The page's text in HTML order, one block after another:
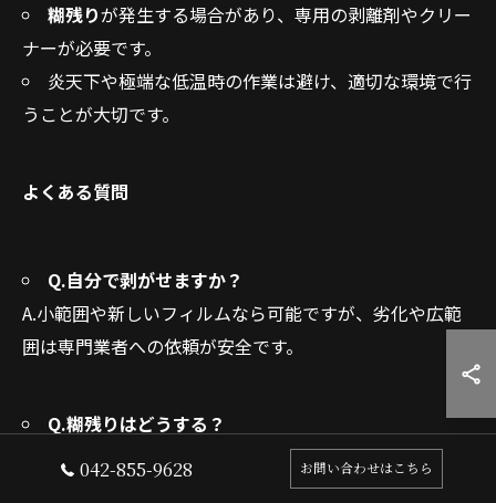
糊残りが発生する場合があり、専用の剥離剤やクリー
ナーが必要です。
炎天下や極端な低温時の作業は避け、適切な環境で行
うことが大切です。
よくある質問
Q.自分で剥がせますか？
A.小範囲や新しいフィルムなら可能ですが、劣化や広範
囲は専門業者への依頼が安全です。
Q.糊残りはどうする？
A.市販の糊除去剤や専用クリーナーで対応しますが、塗
装保護のためプロの技術が安心です。
042-855-9628 お問い合わせはこちら